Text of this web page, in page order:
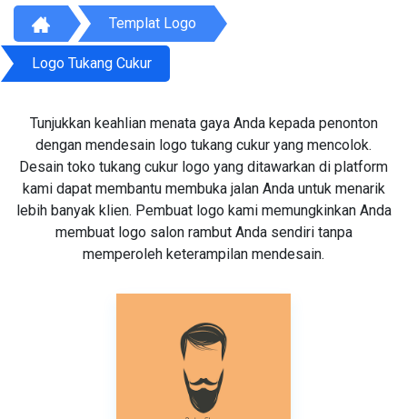
Templat Logo
Logo Tukang Cukur
Tunjukkan keahlian menata gaya Anda kepada penonton
dengan mendesain logo tukang cukur yang mencolok.
Desain toko tukang cukur logo yang ditawarkan di platform
kami dapat membantu membuka jalan Anda untuk menarik
lebih banyak klien. Pembuat logo kami memungkinkan Anda
membuat logo salon rambut Anda sendiri tanpa
memperoleh keterampilan mendesain.